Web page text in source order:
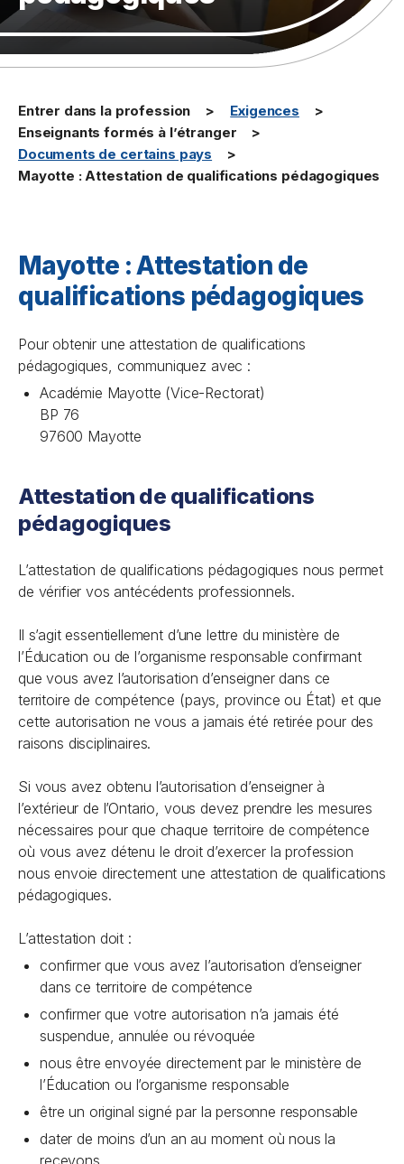
Entrer dans la profession
Exigences
Enseignants formés à l’étranger
Documents de certains pays
Mayotte : Attestation de qualifications pédagogiques
Mayotte : Attestation de
qualifications pédagogiques
Pour obtenir une attestation de qualifications
pédagogiques, communiquez avec :
Académie Mayotte (Vice-Rectorat)
BP 76
97600 Mayotte
Attestation de qualifications
pédagogiques
L’attestation de qualifications pédagogiques nous permet
de vérifier vos antécédents professionnels.
Il s’agit essentiellement d’une lettre du ministère de
l’Éducation ou de l’organisme responsable confirmant
que vous avez l’autorisation d’enseigner dans ce
territoire de compétence (pays, province ou État) et que
cette autorisation ne vous a jamais été retirée pour des
raisons disciplinaires.
Si vous avez obtenu l’autorisation d’enseigner à
l’extérieur de l’Ontario, vous devez prendre les mesures
nécessaires pour que chaque territoire de compétence
où vous avez détenu le droit d’exercer la profession
nous envoie directement une attestation de qualifications
pédagogiques.
L’attestation doit :
confirmer que vous avez l’autorisation d’enseigner
dans ce territoire de compétence
confirmer que votre autorisation n’a jamais été
suspendue, annulée ou révoquée
nous être envoyée directement par le ministère de
l’Éducation ou l’organisme responsable
être un original signé par la personne responsable
dater de moins d’un an au moment où nous la
recevons